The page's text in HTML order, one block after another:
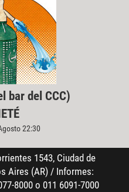
bar del CCC)
22:30
1543, Ciudad de
Aires (AR) / Informes:
8000 o 011 6091-7000